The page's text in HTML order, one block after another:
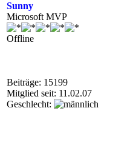
Sunny
Microsoft MVP
Offline
Beiträge: 15199
Mitglied seit: 11.02.07
Geschlecht: